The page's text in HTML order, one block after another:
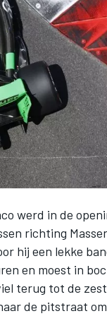
werd in de
richting
hij een lekke
en moest in
terug tot de
de pitstraat